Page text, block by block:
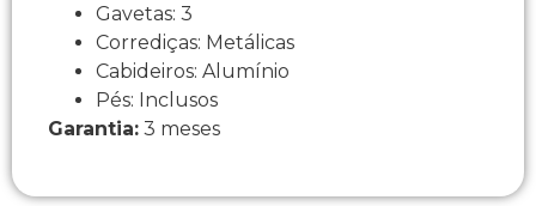
Gavetas: 3
Corrediças: Metálicas
Cabideiros: Alumínio
Pés: Inclusos
Garantia: 3 meses